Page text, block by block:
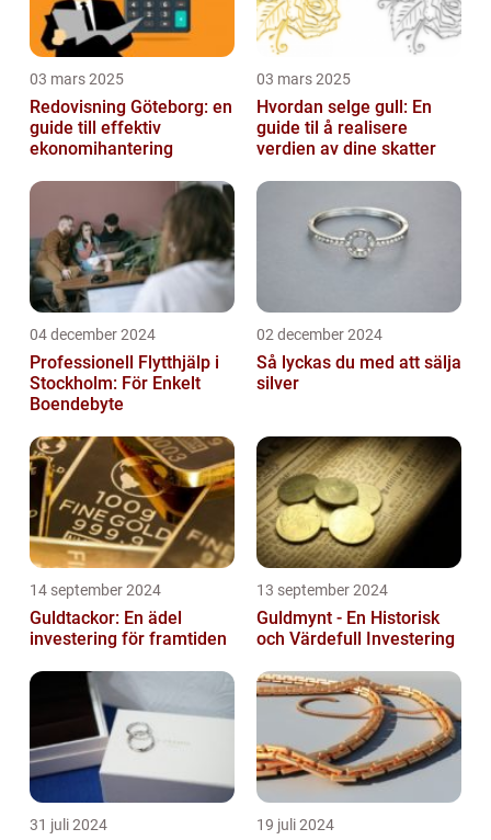
03 mars 2025
Redovisning Göteborg: en
guide till effektiv
ekonomihantering
03 mars 2025
Hvordan selge gull: En
guide til å realisere
verdien av dine skatter
04 december 2024
Professionell Flytthjälp i
Stockholm: För Enkelt
Boendebyte
02 december 2024
Så lyckas du med att sälja
silver
14 september 2024
Guldtackor: En ädel
investering för framtiden
13 september 2024
Guldmynt - En Historisk
och Värdefull Investering
31 juli 2024 19 juli 2024